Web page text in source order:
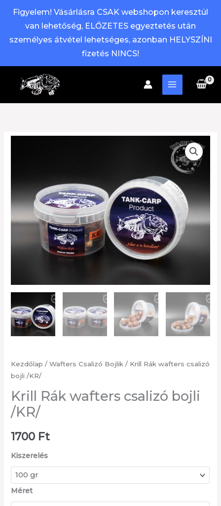
Figyelem! Vásárlásra CSAK webshopon keresztül
van lehetőség, ELŐZETES egyeztetés után
személyes átvétel lehetséges, azonban HELYSZÍNI
fizetés NINCS!
Kezdőlap /Wafters Csalizó Bojlik / Krill Rák wafters csalizó
bojli /KR/
Krill Rák wafters csalizó bojli
/KR/
1700 Ft
Kiszerelés
Méret